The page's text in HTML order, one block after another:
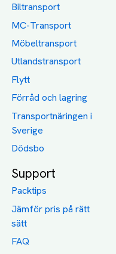
Biltransport
MC-Transport
Möbeltransport
Utlandstransport
Flytt
Förråd och lagring
Transportnäringen i
Sverige
Dödsbo
Support
Packtips
Jämför pris på rätt
sätt
FAQ